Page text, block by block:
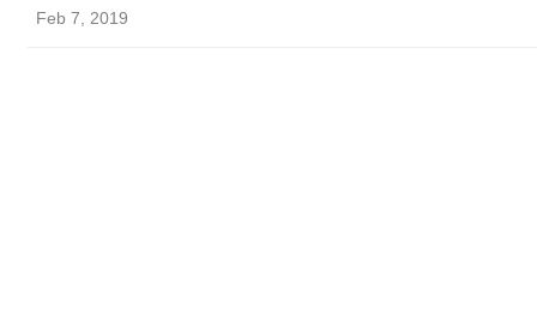
Feb 7, 2019